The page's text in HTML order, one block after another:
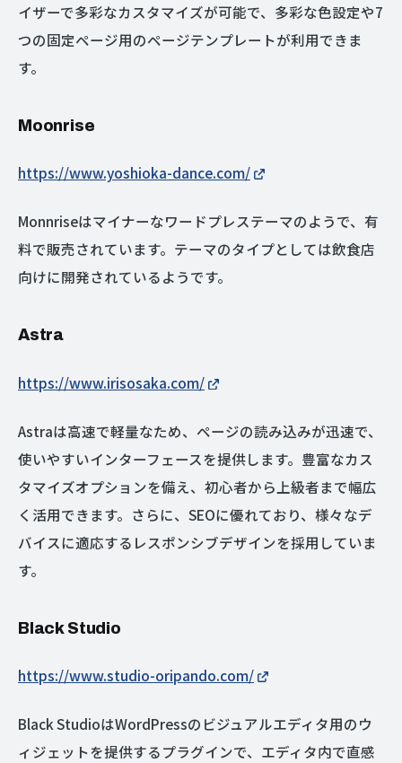
イザーで多彩なカスタマイズが可能で、多彩な色設定や7
つの固定ページ用のページテンプレートが利用できま
す。
Moonrise
https://www.yoshioka-dance.com/
Monnriseはマイナーなワードプレステーマのようで、有
料で販売されています。テーマのタイプとしては飲食店
向けに開発されているようです。
Astra
https://www.irisosaka.com/
Astraは高速で軽量なため、ページの読み込みが迅速で、
使いやすいインターフェースを提供します。豊富なカス
タマイズオプションを備え、初心者から上級者まで幅広
く活用できます。さらに、SEOに優れており、様々なデ
バイスに適応するレスポンシブデザインを採用していま
す。
Black Studio
https://www.studio-oripando.com/
Black StudioはWordPressのビジュアルエディタ用のウ
ィジェットを提供するプラグインで、エディタ内で直感